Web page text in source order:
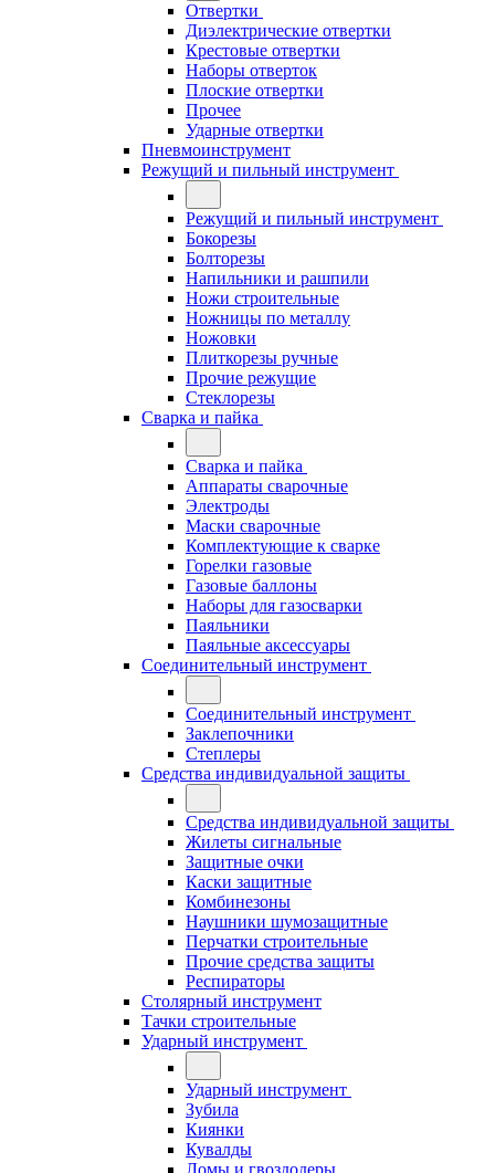
Отвертки
Диэлектрические отвертки
Крестовые отвертки
Наборы отверток
Плоские отвертки
Прочее
Ударные отвертки
Пневмоинструмент
Режущий и пильный инструмент
Режущий и пильный инструмент
Бокорезы
Болторезы
Напильники и рашпили
Ножи строительные
Ножницы по металлу
Ножовки
Плиткорезы ручные
Прочие режущие
Стеклорезы
Сварка и пайка
Сварка и пайка
Аппараты сварочные
Электроды
Маски сварочные
Комплектующие к сварке
Горелки газовые
Газовые баллоны
Наборы для газосварки
Паяльники
Паяльные аксессуары
Соединительный инструмент
Соединительный инструмент
Заклепочники
Степлеры
Средства индивидуальной защиты
Средства индивидуальной защиты
Жилеты сигнальные
Защитные очки
Каски защитные
Комбинезоны
Наушники шумозащитные
Перчатки строительные
Прочие средства защиты
Респираторы
Столярный инструмент
Тачки строительные
Ударный инструмент
Ударный инструмент
Зубила
Киянки
Кувалды
Ломы и гвоздодеры